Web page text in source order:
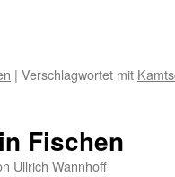
| Verschlagwortet mit
Fischen
Ullrich Wannhoff